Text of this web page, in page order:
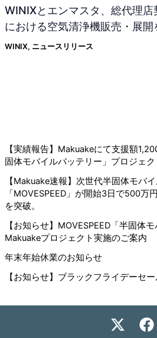
WINIXとエンマスタ、総代理
における空気清浄機販売・展開
WINIX, ニュースリリース
【実績報告】Makuakeにて支援額
固体モバイルバッテリー」プロジェ
【Makuake速報】次世代半固体モバ
「MOVESPEED」が開始3日で500万
を突破。
【お知らせ】MOVESPEED「半固体
Makuakeプロジェクト実施のご案内
年末年始休業のお知らせ
【お知らせ】ブラックフライデーセ
X
F